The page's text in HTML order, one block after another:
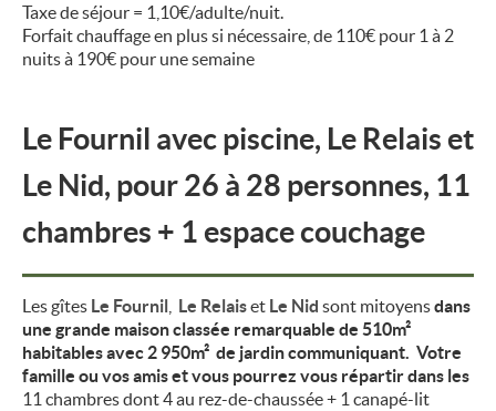
Taxe de séjour = 1,10€/adulte/nuit.
Forfait chauffage en plus si nécessaire, de 110€ pour 1 à 2
nuits à 190€ pour une semaine
Le Fournil avec piscine, Le Relais et
Le Nid, pour 26 à 28 personnes, 11
chambres + 1 espace couchage
Les gîtes Le Fournil Le Relaiset Le Nid sont mitoyensdans
une grande maison classée remarquable de 510m²
habitables avec 2 950m² de jardin communiquant. Votre
famille ou vos amis et vous pourrez vous répartir dans les
11 chambres dont 4 au rez-de-chaussée + 1 canapé-lit